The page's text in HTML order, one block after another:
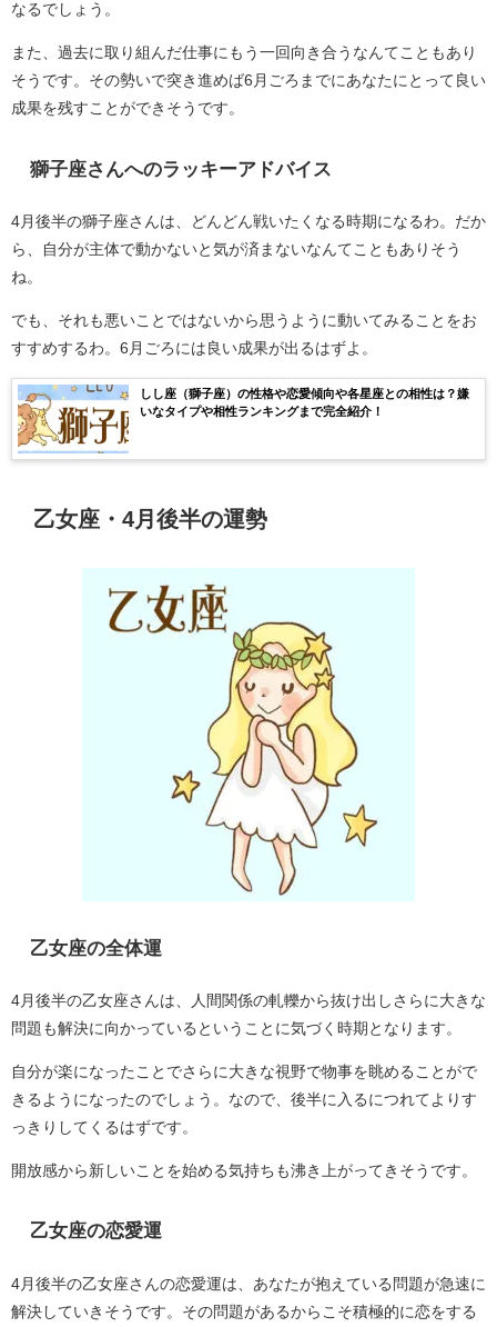
なるでしょう。
また、過去に取り組んだ仕事にもう一回向き合うなんてこともあり
そうです。その勢いで突き進めば6月ごろまでにあなたにとって良い
成果を残すことができそうです。
獅子座さんへのラッキーアドバイス
4月後半の獅子座さんは、どんどん戦いたくなる時期になるわ。だか
ら、自分が主体で動かないと気が済まないなんてこともありそう
ね。
でも、それも悪いことではないから思うように動いてみることをお
すすめするわ。6月ごろには良い成果が出るはずよ。
しし座（獅子座）の性格や恋愛傾向や各星座との相性は？嫌
いなタイプや相性ランキングまで完全紹介！
乙女座・4月後半の運勢
乙女座の全体運
4月後半の乙女座さんは、人間関係の軋轢から抜け出しさらに大きな
問題も解決に向かっているということに気づく時期となります。
自分が楽になったことでさらに大きな視野で物事を眺めることがで
きるようになったのでしょう。なので、後半に入るにつれてよりす
っきりしてくるはずです。
開放感から新しいことを始める気持ちも沸き上がってきそうです。
乙女座の恋愛運
4月後半の乙女座さんの恋愛運は、あなたが抱えている問題が急速に
解決していきそうです。その問題があるからこそ積極的に恋をする